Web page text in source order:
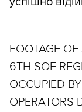
FOOTAGE
6TH SOF
OCCUPIED
OPERATORS